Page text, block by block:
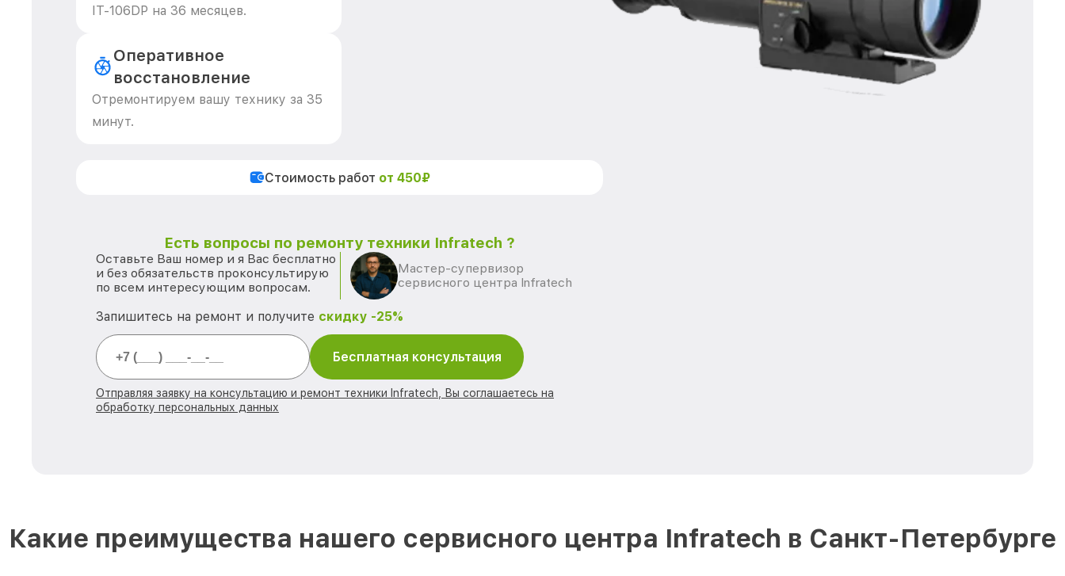
IT-106DP на 36 месяцев.
Оперативное
восстановление
Отремонтируем вашу технику за 35
минут.
Стоимость работ от 450₽
Есть вопросы по ремонту техники Infratech ?
Оставьте Ваш номер и я Вас бесплатно
и без обязательств проконсультирую
по всем интересующим вопросам.
Мастер-супервизор
сервисного центра Infratech
Запишитесь на ремонт и получите скидку -25%
Бесплатная консультация
Отправляя заявку на консультацию и ремонт техники Infratech, Вы соглашаетесь на
обработку персональных данных
Какие преимущества нашего сервисного центра Infratech в Санкт-Петербурге